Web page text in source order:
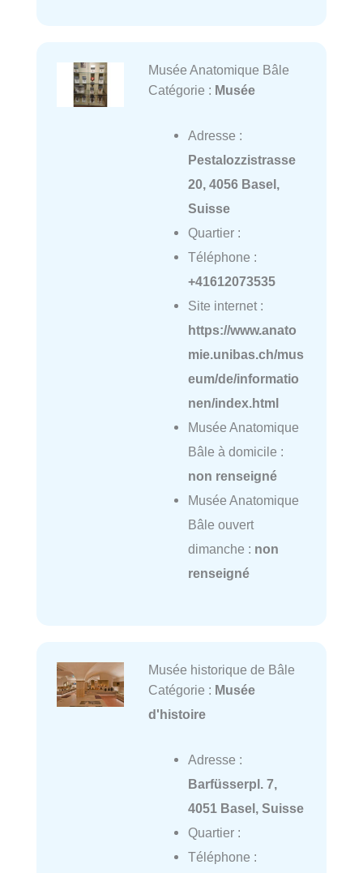
Musée Anatomique Bâle
Catégorie : Musée
Adresse :
Pestalozzistrasse
20, 4056 Basel,
Suisse
Quartier :
Téléphone :
+41612073535
Site internet :
https://www.anato
mie.unibas.ch/mus
eum/de/informatio
nen/index.html
Musée Anatomique
Bâle à domicile :
non renseigné
Musée Anatomique
Bâle ouvert
dimanche : non
renseigné
Musée historique de Bâle
Catégorie : Musée
d'histoire
Adresse :
Barfüsserpl. 7,
4051 Basel, Suisse
Quartier :
Téléphone :